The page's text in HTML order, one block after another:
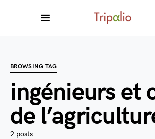
BROWSING TAG
ingénieurs et
de
2 posts